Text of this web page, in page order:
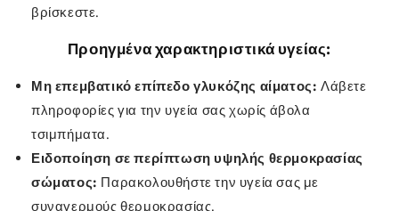
βρίσκεστε.
Προηγμένα χαρακτηριστικά υγείας:
Μη επεμβατικό επίπεδο γλυκόζης αίματος: Λάβετε
πληροφορίες για την υγεία σας χωρίς άβολα
τσιμπήματα.
Ειδοποίηση σε περίπτωση υψηλής θερμοκρασίας
σώματος: Παρακολουθήστε την υγεία σας με
συναγερμούς θερμοκρασίας.